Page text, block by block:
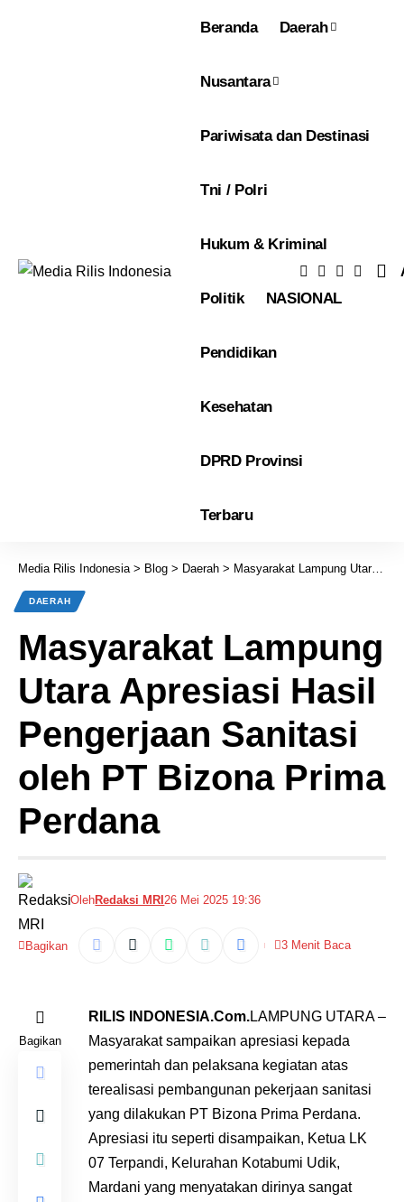
Beranda Daerah
Nusantara
Pariwisata dan Destinasi
Tni / Polri
Hukum & Kriminal
Politik NASIONAL
Pendidikan
Kesehatan
DPRD Provinsi
Terbaru
Media Rilis Indonesia> Blog > Daerah > Masyarakat Lampung Utara Apresiasi Hasil Pengerjaan Sanitasi oleh PT Bizona Prima Perdana
DAERAH
Masyarakat Lampung
Utara Apresiasi Hasil
Pengerjaan Sanitasi
oleh PT Bizona Prima
Perdana
OlehRedaksi MRI26 Mei 2025 19:36
Bagikan 3 Menit Baca
Bagikan
RILIS INDONESIA.Com.LAMPUNG UTARA –
Masyarakat sampaikan apresiasi kepada
pemerintah dan pelaksana kegiatan atas
terealisasi pembangunan pekerjaan sanitasi
yang dilakukan PT Bizona Prima Perdana.
Apresiasi itu seperti disampaikan, Ketua LK
07 Terpandi, Kelurahan Kotabumi Udik,
Mardani yang menyatakan dirinya sangat